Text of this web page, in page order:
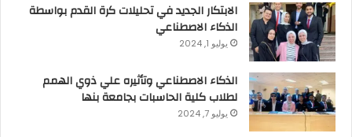
الابتكار الجديد في تحليلات كرة القدم بواسطة
الذكاء الاصطناعي
يوليو 1, 2024
الذكاء الاصطناعي وتأثيره علي ذوي الهمم
لطلاب كلية الحاسبات بجامعة بنها
يوليو 7, 2024